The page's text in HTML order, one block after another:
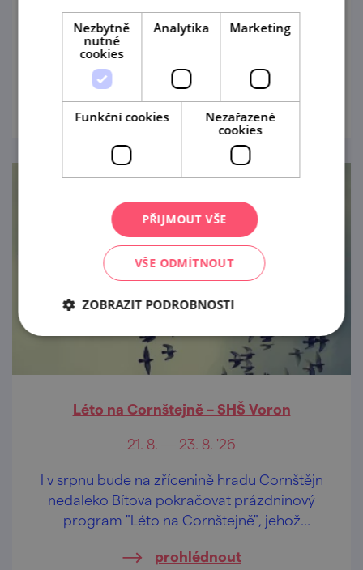
Jihomoravské muzeum ve Znojmě
připravuje každoročně pestrý prázdninový
program také pro návštěvníky zříceniny
hradu Cornštejn nedaleko obce Bítov.
prohlédnout
Léto na Cornštejně – SHŠ Voron
21. 8. — 23. 8. '26
I v srpnu bude na zřícenině hradu Cornštějn
nedaleko Bítova pokračovat prázdninový
program "Léto na Cornštejně", jehož
dobová vojenská ležení.
prohlédnout
Nezbytně
nutné
cookies
Analytika Marketing
Funkční cookies
Nezařazené
cookies
PŘIJMOUT VŠE
VŠE ODMÍTNOUT
ZOBRAZIT PODROBNOSTI